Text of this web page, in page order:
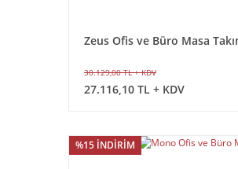
Zeus Ofis ve Büro Masa
30.129,00 TL + KDV
27.116,10 TL + KDV
%15 İNDİRİM